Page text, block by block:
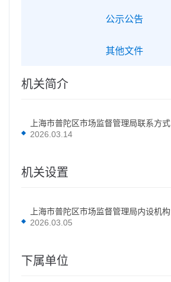
公示公告
其他文件
机关简介
上海市普陀区市场监督管理局联系方式
2026.03.14
机关设置
上海市普陀区市场监督管理局内设机构
2026.03.05
下属单位